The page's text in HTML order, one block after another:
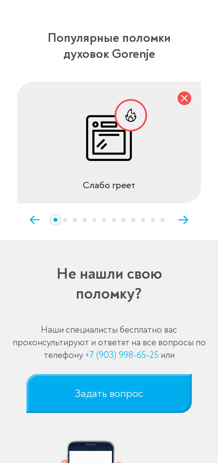
Популярные поломки
духовок Gorenje
Слабо греет
Не нашли свою
поломку?
Наши специалисты бесплатно вас
проконсультируют и ответят на все вопросы по
телефону +7 (903) 998-65-25 или
Задать вопрос